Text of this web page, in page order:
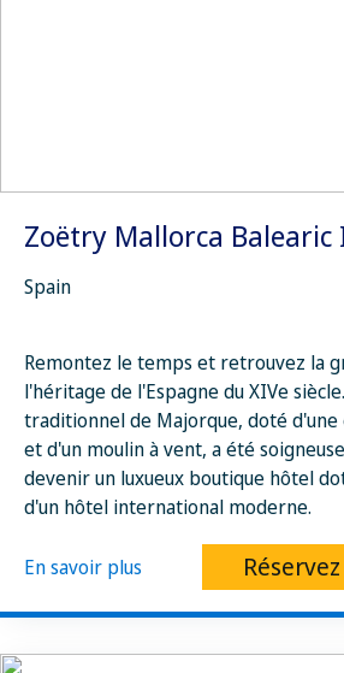
Zoëtry Mallorca Balearic
Spain
Remontez le temps et retrouvez la
l'héritage de l'Espagne du XIVe
traditionnel de Majorque, doté
et d'un moulin à vent, a été
devenir un luxueux boutique hôtel
d'un hôtel international moderne.
En savoir plus